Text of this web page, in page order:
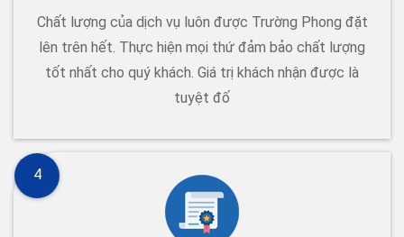
Chất lượng của dịch vụ luôn được Trường Phong đặt
lên trên hết. Thực hiện mọi thứ đảm bảo chất lượng
tốt nhất cho quý khách. Giá trị khách nhận được là
tuyệt đố
4